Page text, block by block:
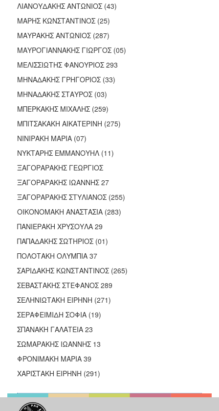
ΛΙΑΝΟΥΔΑΚΗΣ ΑΝΤΩΝΙΟΣ (43)
ΜΑΡΗΣ ΚΩΝΣΤΑΝΤΙΝΟΣ (25)
ΜΑΥΡΑΚΗΣ ΑΝΤΩΝΙΟΣ (287)
ΜΑΥΡΟΓΙΑΝΝΑΚΗΣ ΓΙΩΡΓΟΣ (05)
ΜΕΛΙΣΣΙΩΤΗΣ ΦΑΝΟΥΡΙΟΣ 293
ΜΗΝΑΔΑΚΗΣ ΓΡΗΓΟΡΙΟΣ (33)
ΜΗΝΑΔΑΚΗΣ ΣΤΑΥΡΟΣ (03)
ΜΠΕΡΚΑΚΗΣ ΜΙΧΑΛΗΣ (259)
ΜΠΙΤΣΑΚΑΚΗ ΑΙΚΑΤΕΡΙΝΗ (275)
ΝΙΝΙΡΑΚΗ ΜΑΡΙΑ (07)
ΝΥΚΤΑΡΗΣ ΕΜΜΑΝΟΥΗΛ (11)
ΞΑΓΟΡΑΡΑΚΗΣ ΓΕΩΡΓΙΟΣ
ΞΑΓΟΡΑΡΑΚΗΣ ΙΩΑΝΝΗΣ 27
ΞΑΓΟΡΑΡΑΚΗΣ ΣΤΥΛΙΑΝΟΣ (255)
ΟΙΚΟΝΟΜΑΚΗ ΑΝΑΣΤΑΣΙΑ (283)
ΠΑΝΙΕΡΑΚΗ ΧΡΥΣΟΥΛΑ 29
ΠΑΠΑΔΑΚΗΣ ΣΩΤΗΡΙΟΣ (01)
ΠΟΛΟΤΑΚΗ ΟΛΥΜΠΙΑ 37
ΣΑΡΙΔΑΚΗΣ ΚΩΝΣΤΑΝΤΙΝΟΣ (265)
ΣΕΒΑΣΤΑΚΗΣ ΣΤΕΦΑΝΟΣ 289
ΣΕΛΗΝΙΩΤΑΚΗ ΕΙΡΗΝΗ (271)
ΣΕΡΑΦΕΙΜΙΔΗ ΣΟΦΙΑ (19)
ΣΠΑΝΑΚΗ ΓΑΛΑΤΕΙΑ 23
ΣΩΜΑΡΑΚΗΣ ΙΩΑΝΝΗΣ 13
ΦΡΟΝΙΜΑΚΗ ΜΑΡΙΑ 39
ΧΑΡΙΣΤΑΚΗ ΕΙΡΗΝΗ (291)